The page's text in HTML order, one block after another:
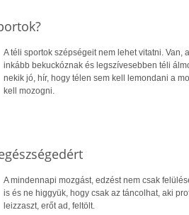
A téli sportok szépségeit nem lehet vitatni.
inkább bekuckóznak és legszívesebben téli
nekik jó, hír, hogy télen sem kell lemondani a
kell mozogni.
A mindennapi mozgást, edzést nem csak
is és ne higgyük, hogy csak az táncolhat, aki
leizzaszt, erőt ad, feltölt.